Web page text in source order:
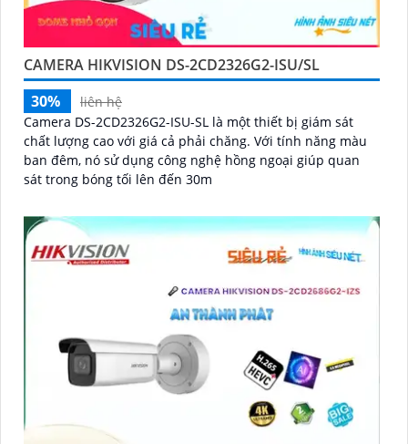
CAMERA HIKVISION DS-2CD2326G2-ISU/SL
30%
liên hệ
Camera DS-2CD2326G2-ISU-SL là một thiết bị giám sát
chất lượng cao với giá cả phải chăng. Với tính năng màu
ban đêm, nó sử dụng công nghệ hồng ngoại giúp quan
sát trong bóng tối lên đến 30m